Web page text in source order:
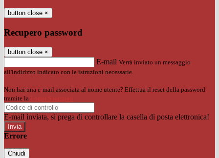
button close ×
Recupero password
button close ×
E-mail Verrà inviato un messaggio
all'indirizzo indicato con le istruzioni necessarie.
Non hai una e-mail associata al nome utente? Effettua il reset della password
tramite la Login Spaggiari
E-mail inviata, si prega di controllare la casella di posta elettronica!
Errore
Chiudi